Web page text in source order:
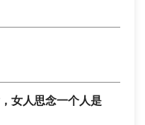
女人思念一个人是